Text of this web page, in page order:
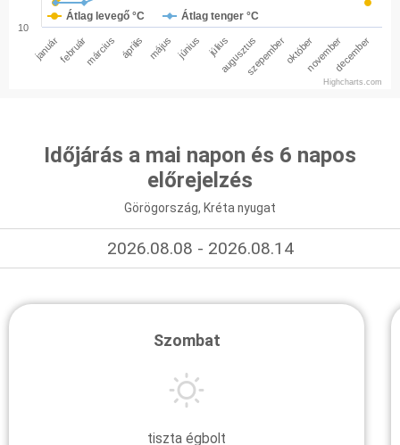
Átlag levegő °C Átlag tenger °C
januárfebruármárcius április május június júliusaugusztusszepemberoktóbernovemberdecember
10
Highcharts.com
Időjárás a mai napon és 6 napos
előrejelzés
Görögország, Kréta nyugat
2026.08.08 - 2026.08.14
Szombat
tiszta égbolt